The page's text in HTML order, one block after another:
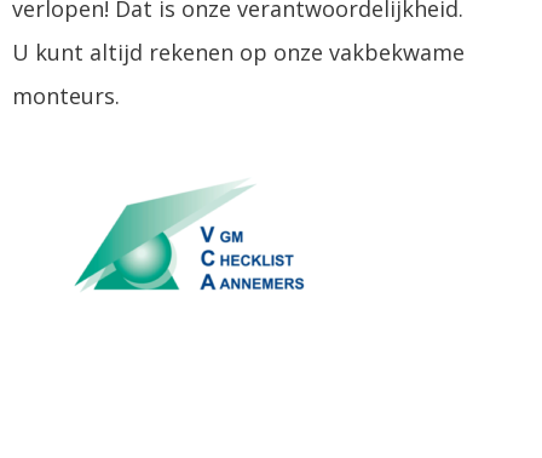
verlopen! Dat is onze verantwoordelijkheid.
U kunt altijd rekenen op onze vakbekwame
monteurs.